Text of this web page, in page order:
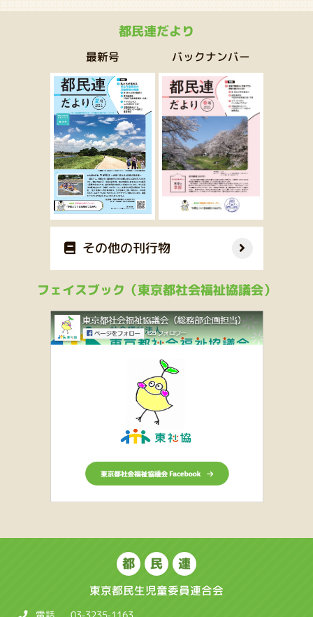
都民連だより
最新号 バックナンバー
その他の刊行物
フェイスブック（東京都社会福祉協議会）
都 民 連
東京都民生児童委員連合会